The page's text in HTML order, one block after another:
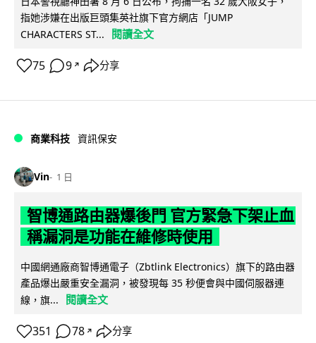
指她涉嫌在出版巨頭集英社旗下官方網店「JUMP
CHARACTERS ST...
閱讀全文
75 9 ↗ 分享
商業科技 資訊保安
Vin 1 日
智博通路由器爆後門 官方緊急下架止血
稱漏洞是功能在維修時使用
中國網通廠商智博通電子（Zbtlink Electronics）旗下的路由器
產品爆出嚴重安全漏洞，被發現每 35 秒便會與中國伺服器連
線，旗...
閱讀全文
351 78 ↗ 分享